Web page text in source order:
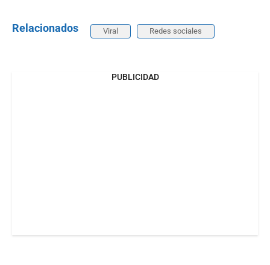
Relacionados Viral Redes sociales
PUBLICIDAD